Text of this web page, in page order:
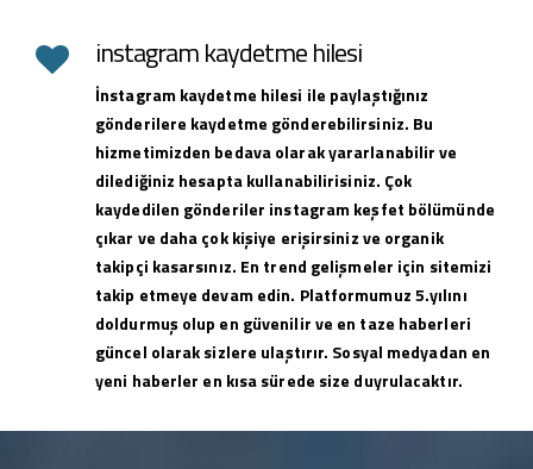
instagram kaydetme hilesi
İnstagram kaydetme hilesi ile paylaştığınız
gönderilere kaydetme gönderebilirsiniz. Bu
hizmetimizden bedava olarak yararlanabilir ve
dilediğiniz hesapta kullanabilirisiniz. Çok
kaydedilen gönderiler instagram keşfet bölümünde
çıkar ve daha çok kişiye erişirsiniz ve organik
takipçi kasarsınız. En trend gelişmeler için sitemizi
takip etmeye devam edin. Platformumuz 5.yılını
doldurmuş olup en güvenilir ve en taze haberleri
güncel olarak sizlere ulaştırır. Sosyal medyadan en
yeni haberler en kısa sürede size duyrulacaktır.